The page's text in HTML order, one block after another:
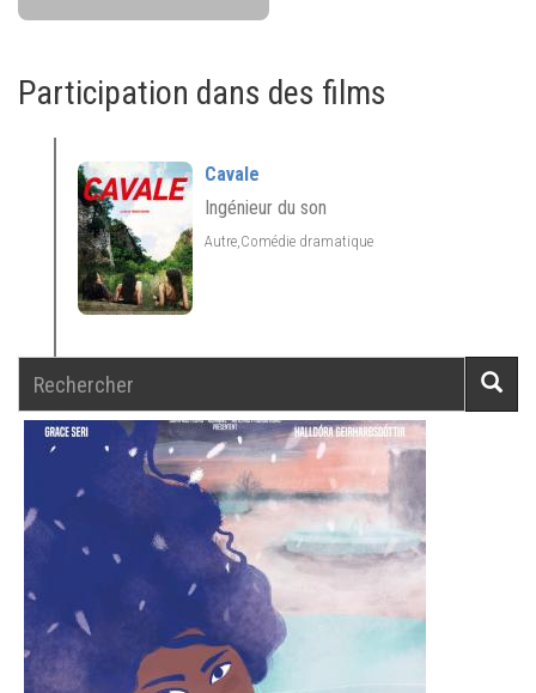
Participation dans des films
Cavale
Ingénieur du son
Autre,Comédie dramatique